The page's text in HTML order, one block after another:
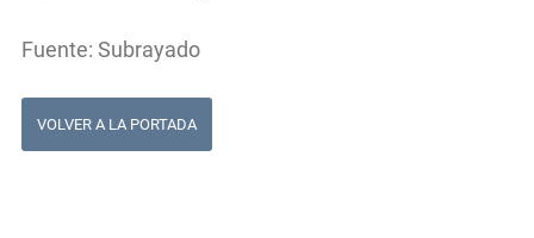
Fuente: Subrayado
VOLVER A LA PORTADA